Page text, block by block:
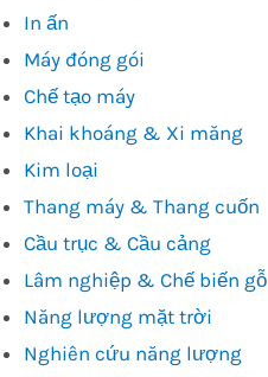
In ấn
Máy đóng gói
Chế tạo máy
Khai khoáng & Xi măng
Kim loại
Thang máy & Thang cuốn
Cầu trục & Cầu cảng
Lâm nghiệp & Chế biến gỗ
Năng lượng mặt trời
Nghiên cứu năng lượng